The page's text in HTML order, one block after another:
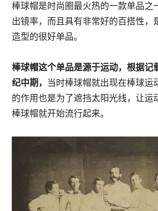
棒球帽是时尚圈最火热的一款单品之
出镜率，而且具有非常好的百搭性，
造型的很好单品。
棒球帽这个单品是源于运动，根据记
纪中期，
当时棒球帽就出现在棒球运
的作用也是为了遮挡太阳光线，让运
棒球帽就开始流行起来。